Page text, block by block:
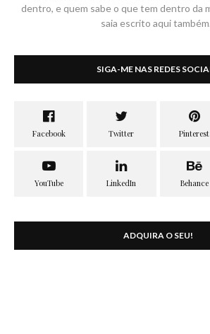
dentro, e quem sabe o que tem dentro da
saia escrito aqui
SIGA-ME NAS REDES
ADQUIRA O SEU!